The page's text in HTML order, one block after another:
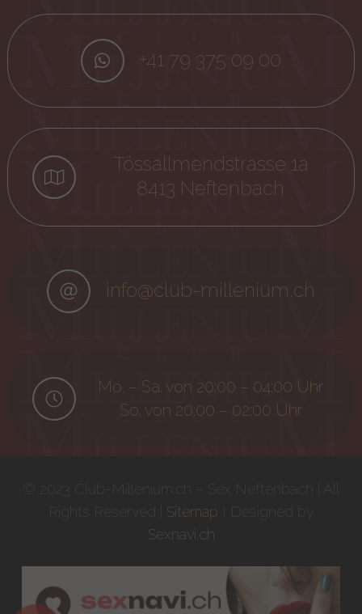
+41 79 375 09 00
Tössallmendstrasse 1a
8413 Neftenbach
info@club-millenium.ch
Mo. – Sa. von 20:00 – 04:00 Uhr
So. von 20:00 – 02:00 Uhr
Sitemap
Sexnavi.ch